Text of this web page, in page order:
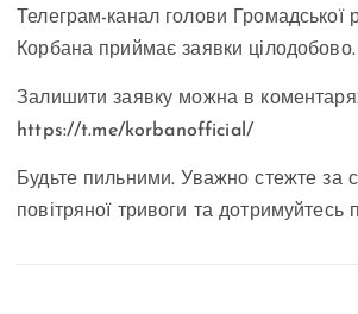
Телеграм-канал голови Громадської
Корбана приймає заявки цілодобово.
Залишити заявку можна в
https://t.me/korbanofficial/
Будьте пильними. Уважно стежте за
повітряної тривоги та дотримуйтесь